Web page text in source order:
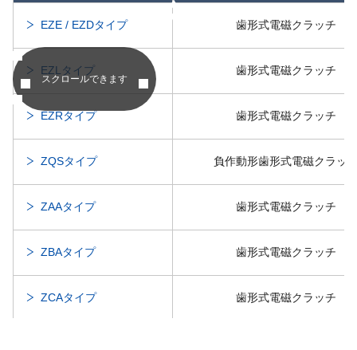
スクロールできます
EZE / EZDタイプ 歯形式電磁クラッチ
EZLタイプ 歯形式電磁クラッチ
EZRタイプ 歯形式電磁クラッチ
ZQSタイプ 負作動形歯形式電磁クラッ
ZAAタイプ 歯形式電磁クラッチ
ZBAタイプ 歯形式電磁クラッチ
ZCAタイプ 歯形式電磁クラッチ